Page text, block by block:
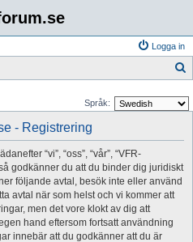
Logga in
Språk:
- Registrering
“vi”, “oss”, “vår”, “VFR-
godkänner du att du binder dig juridiskt
följande avtal, besök inte eller använd
avtal när som helst och vi kommer att
men det vore klokt av dig att
hand eftersom fortsatt användning
innebär att du godkänner att du är